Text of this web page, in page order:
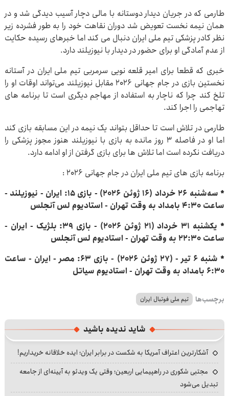
طارمی که در جریان دیدار دوستانه با مالی دچار آسیب دیدگی شد و در
همان نیمه نخست تعویض شد دوران نقاهت خود را به طور فشرده زیر
نظر کادر پزشکی تیم ملی ایران دنبال می کند اما خبرهای رسیده حکایت
از عدم آمادگی او برای حضور در دیدار با نیوزیلند دارد.
خبری که قطعا برای امیر قلعه نویی سرمربی تیم ملی ایران در آستانه
نخستین بازی در جام جهانی ۲۰۲۶ مقابل نیوزیلند می‌تواند اوقات او را
تلخ کند چرا که ناچار به استفاده از مهاجم دیگری است تا برنامه های
تهاجمی را اجرا کند.
طارمی در تلاش است تا حداقل بتواند یک نیمه در این مسابقه بازی کند
اما او در فاصله ۳ روز مانده به بازی با نیوزیلند هنوز مجوز پزشکی را
دریافت نکرده است اما تلاش ها برای بازی گرفتن از او ادامه دارد.
برنامه بازی های تیم ملی ایران در جام جهانی ۲۰۲۶ :
* سه‌شنبه ۲۶ خرداد (۱۶ ژوئن ۲۰۲۶) - بازی ۱۵: ایران - نیوزیلند -
ساعت ۴:۳۰ بامداد به وقت تهران - استادیوم لس آنجلس
* یکشنبه ۳۱ خرداد (۲۱ ژوئن ۲۰۲۶) - بازی ۳۹: بلژیک - ایران -
ساعت ۲۲:۳۰ به وقت تهران - استادیوم لس آنجلس
* شنبه ۶ تیر - (۲۷ ژوئن ۲۰۲۶) - بازی ۶۳: مصر - ایران - ساعت
۶:۳۰ بامداد به وقت تهران - استادیوم سیاتل
برچسب‌ها تیم ملی فوتبال ایران
شاید ندیده باشید
آشکارترین اعتراف آمریکا به شکست در برابر ایران؛ ایده خلاقانه خریداریم!
مجتبی شکوری در راهپیمایی اربعین؛ وقتی یک ویدئو به آیینه‌ای از جامعه
تبدیل می‌شود